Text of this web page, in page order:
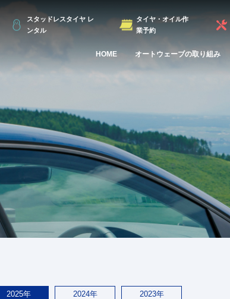
スタッドレスタイヤ レ
ンタル
タイヤ・オイル作
業予約
HOME オートウェーブの取り組み
2025年 2024年 2023年